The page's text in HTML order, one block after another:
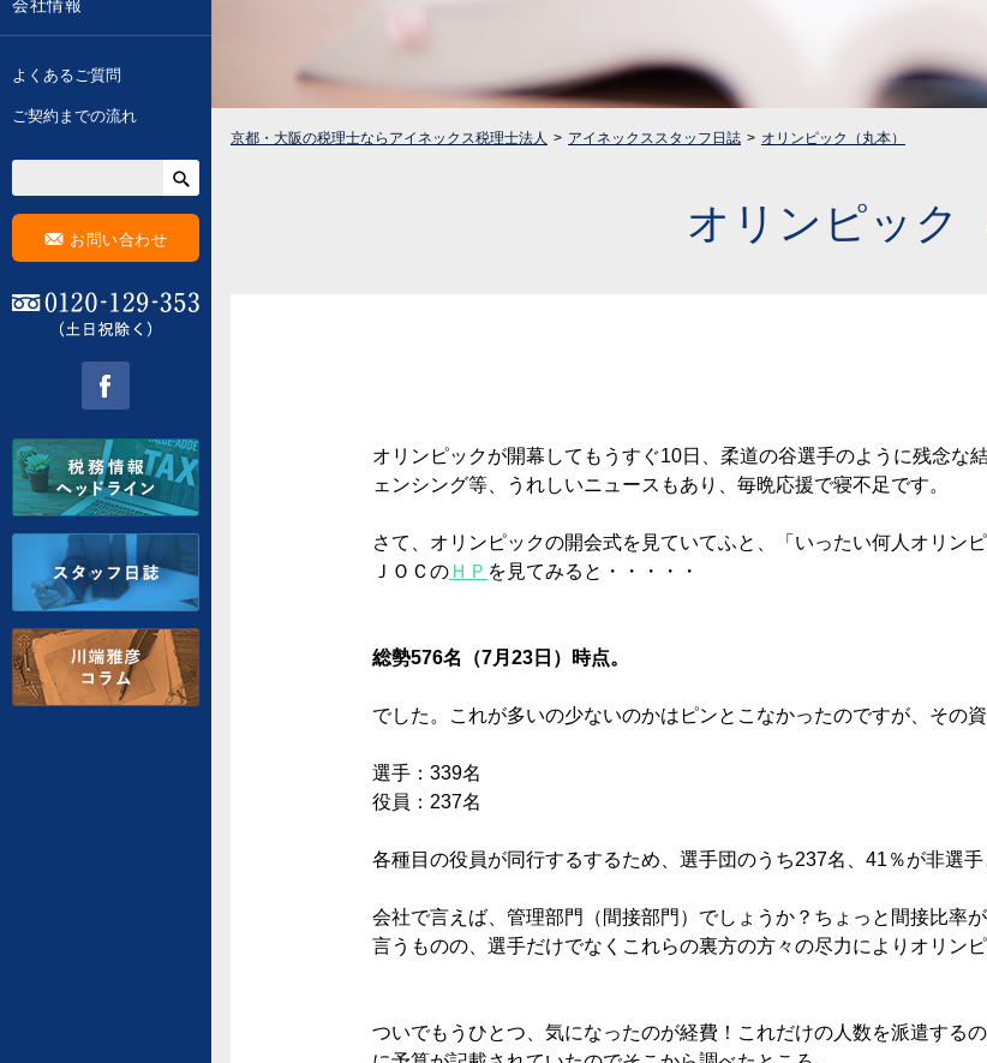
会社情報
よくあるご質問
ご契約までの流れ
F お問い合わせ
京都・大阪の税理士ならアイネックス税理士法人 アイネックススタッフ日誌 オリンピック（丸本）
オリンピック
オリンピックが開幕してもうすぐ10日、柔道の谷選手のように残念な
ェンシング等、うれしいニュースもあり、毎晩応援で寝不足です。
さて、オリンピックの開会式を見ていてふと、「いったい何人オリン
ＪＯＣの ＨＰ を見てみると・・・・・
総勢576名（7月23日）時点。
でした。これが多いの少ないのかはピンとこなかったのですが、その
選手：339名
役員：237名
各種目の役員が同行するするため、選手団のうち237名、41％が非選手
会社で言えば、管理部門（間接部門）でしょうか？ちょっと間接比率
言うものの、選手だけでなくこれらの裏方の方々の尽力によりオリン
ついでもうひとつ、気になったのが経費！これだけの人数を派遣する